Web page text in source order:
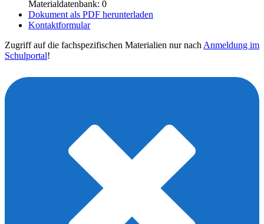
Materialdatenbank: 0
Dokument als PDF herunterladen
Kontaktformular
Zugriff auf die fachspezifischen Materialien nur nach Anmeldung im
Schulportal!